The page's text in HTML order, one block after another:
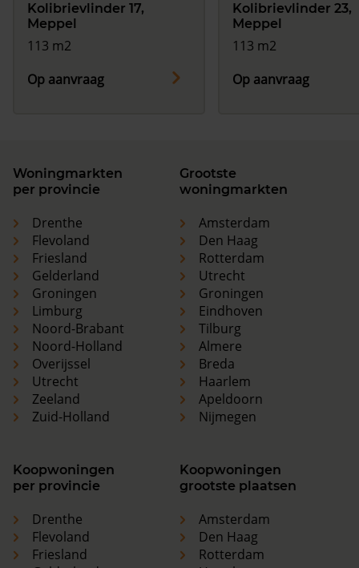
Kolibrievlinder 17,
Meppel
113 m2
Op aanvraag
Kolibrievlinder 23,
Meppel
113 m2
Op aanvraag
Woningmarkten
per provincie
Drenthe
Flevoland
Friesland
Gelderland
Groningen
Limburg
Noord-Brabant
Noord-Holland
Overijssel
Utrecht
Zeeland
Zuid-Holland
Grootste
woningmarkten
Amsterdam
Den Haag
Rotterdam
Utrecht
Groningen
Eindhoven
Tilburg
Almere
Breda
Haarlem
Apeldoorn
Nijmegen
Koopwoningen
per provincie
Drenthe
Flevoland
Friesland
Koopwoningen
grootste plaatsen
Amsterdam
Den Haag
Rotterdam